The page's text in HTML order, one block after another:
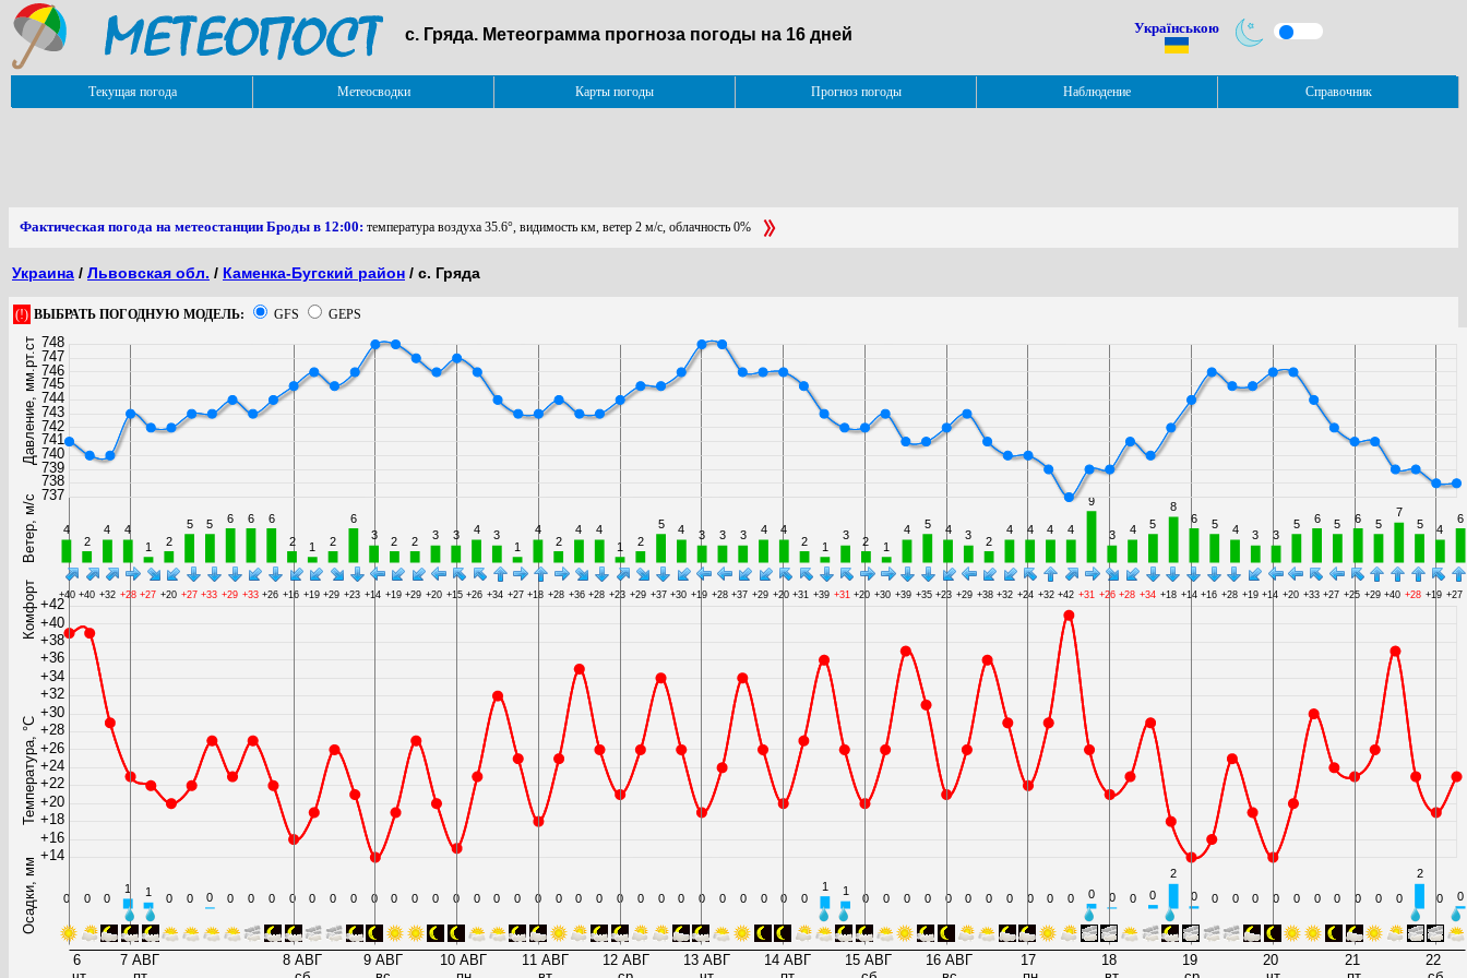
с. Гряда. Метеограмма прогноза погоды на 16 дней Українською
Текущая погода Метеосводки Карты погоды Прогноз погоды Наблюдение Справочник
Фактическая погода на метеостанции Броды в 12:00: температура воздуха 35.6°, видимость км, ветер 2 м/с, облачность 0%
Украина / Львовская обл. / Каменка-Бугский район / с. Гряда
(!) ВЫБРАТЬ ПОГОДНУЮ МОДЕЛЬ: GFS GEPS